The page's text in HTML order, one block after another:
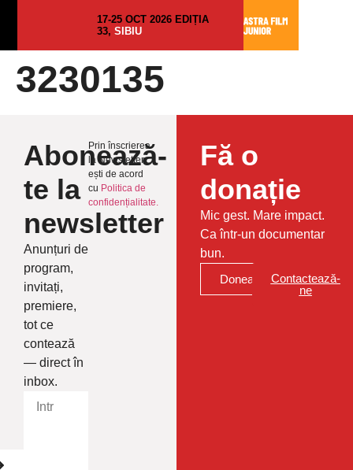
17-25 OCT 2026 EDIȚIA
33, SIBIU
3230135
Abonează-
te la
newsletter
Anunțuri de
program,
invitați,
premiere,
tot ce
contează
— direct în
inbox.
Prin înscrierea
la Newsletter
ești de acord
cu Politica de
confidențialitate.
Fă o
donație
Mic gest. Mare impact.
Ca într-un documentar
bun.
Donează
Contactează-
ne